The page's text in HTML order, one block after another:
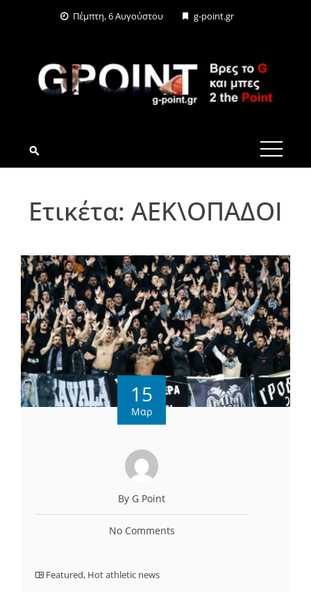
Πέμπτη, 6 Αυγούστου g-point.gr
G-POINT.GR
Ετικέτα: ΑΕΚ\ΟΠΑΔΟΙ
15
Μαρ
By G Point
No Comments
Featured, Hot athletic news